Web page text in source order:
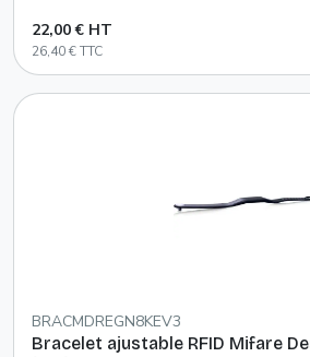
22,00 € HT
26,40 € TTC
BRACMDREGN8KEV3
Bracelet ajustable RFID Mifare